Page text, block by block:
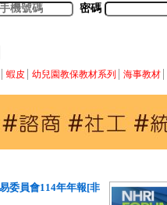
密碼
蝦皮 幼兒園教保教材系列 海事教材
委員會114年年報[非